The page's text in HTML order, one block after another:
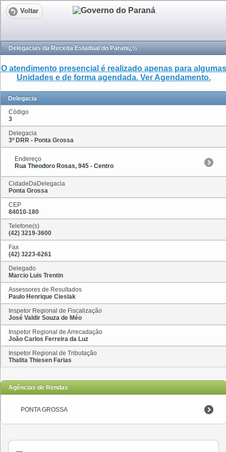
Voltar
Delegacias da Receita Estadual do Paranï¿½
O atendimento presencial é realizado apenas para algumas
Unidades e de forma agendada. Ver Agendamento.
Delegacia
Código
3
Delegacia
3º DRR - Ponta Grossa
Endereço
Rua Theodoro Rosas, 945 - Centro
CidadeDaDelegacia
Ponta Grossa
CEP
84010-180
Telefone(s)
(42) 3219-3600
Fax
(42) 3223-6261
Delegado
Marcio Luis Trentin
Assessores de Resultados
Paulo Henrique Cieslak
Inspetor Regional de Fiscalização
José Valdir Souza de Méo
Inspetor Regional de Arrecadação
João Carlos Ferreira da Luz
Inspetor Regional de Tributação
Thalita Thiesen Farias
Agências de Rendas
PONTA GROSSA